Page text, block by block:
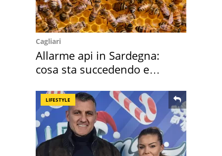
Cagliari
Allarme api in Sardegna:
cosa sta succedendo e
LIFESTYLE